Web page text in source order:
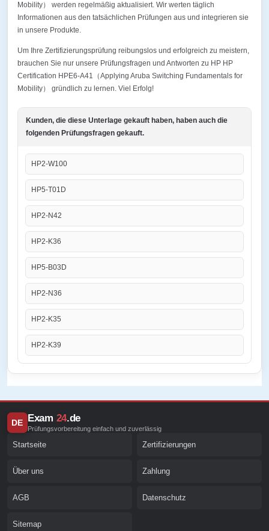
Mobility） werden regelmäßig aktualisiert. Wir werten täglich
Informationen aus den tatsächlichen Prüfungen aus und integrieren sie
in unsere Produkte.
Um Ihre Zertifizierungsprüfung reibungslos und erfolgreich zu meistern,
brauchen Sie nur unsere Prüfungsfragen und Antworten zu HP HP
Certification HPE6-A41（Applying Aruba Switching Fundamentals for
Mobility） gründlich zu lernen. Viel Erfolg!
Kunden, die diese Unterlage gekauft haben, haben auch die
folgenden Prüfungsfragen gekauft.
HP2-W100
HP5-T01D
HP2-N42
HP2-K36
HP5-B03D
HP2-N36
HP2-K35
HP2-K39
DE Exam 24.de
Prüfungsvorbereitung einfach und zuverlässig
Startseite Zertifizierungen
Über uns Zahlung
AGB Datenschutz
Sitemap